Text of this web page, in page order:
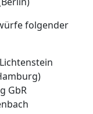
folgender
GbR